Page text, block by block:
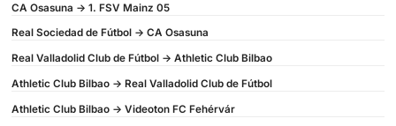
CA Osasuna -> 1. FSV Mainz 05
Real Sociedad de Fútbol -> CA Osasuna
Real Valladolid Club de Fútbol -> Athletic Club Bilbao
Athletic Club Bilbao -> Real Valladolid Club de Fútbol
Athletic Club Bilbao -> Videoton FC Fehérvár